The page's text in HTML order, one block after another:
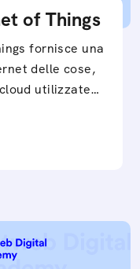
of Things
fornisce una
delle cose,
utilizzate